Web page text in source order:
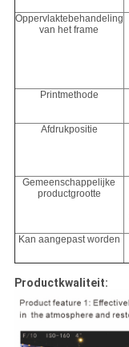
Oppervlaktebehandeling
van het frame
Printmethode
Afdrukpositie
Gemeenschappelijke
productgrootte
Kan aangepast worden
Productkwaliteit: